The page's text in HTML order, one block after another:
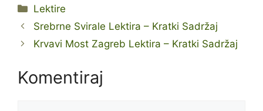
Kategorije
Lektire
Srebrne Svirale Lektira – Kratki Sadržaj
Krvavi Most Zagreb Lektira – Kratki Sadržaj
Komentiraj